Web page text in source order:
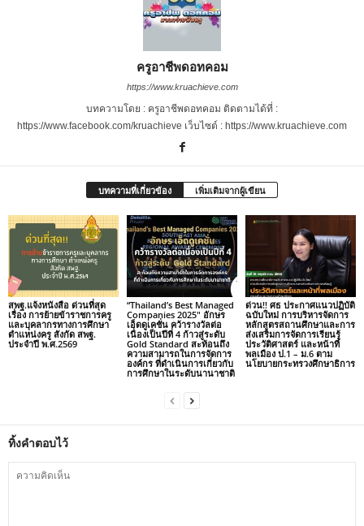
ครูอาชีพดอทคอม
https://www.kruachieve.com
บทความโดย : ครูอาชีพดอทคอม ติดตามได้ที่ :
https://www.facebook.com/kruachieve เว็บไซต์ : https://www.kruachieve.com
บทความที่เกี่ยวข้อง เพิ่มเติมจากผู้เขียน
สพฐ.แจ้งหนังสือ ด่วนที่สุด
เรื่อง การย้ายข้าราชการครู
และบุคลากรทางการศึกษา
ตำแหน่งครู สังกัด สพฐ.
ประจำปี พ.ศ.2569
“Thailand’s Best Managed
Companies 2025″ อักษร
เอ็ดดูเคชั่น คว้ารางวัลต่อ
เนื่องเป็นปีที่ 4 ก้าวสู่ระดับ
Gold Standard สะท้อนถึง
ความสามารถในการจัดการ
องค์กร ที่ดำเนินการเกี่ยวกับ
การศึกษาในระดับนานาชาติ
ด่วน!! ศธ ประกาศแนวปฏิบัติ
ฉบับใหม่ การบริหารจัดการ
หลักสูตรสถานศึกษาและการ
ส่งเสริมการจัดการเรียนรู้
ประวัติศาสตร์ และหน้าที่
พลเมือง ป.1 – ม.6 ตาม
นโยบายกระทรวงศึกษาธิการ
ทิ้งคำตอบไว้